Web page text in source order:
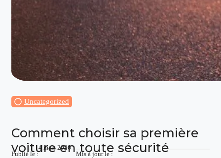
Uncategorized
Comment choisir sa première
voiture en toute sécurité
Publié le :
4 mars 2026
Mis à jour le :